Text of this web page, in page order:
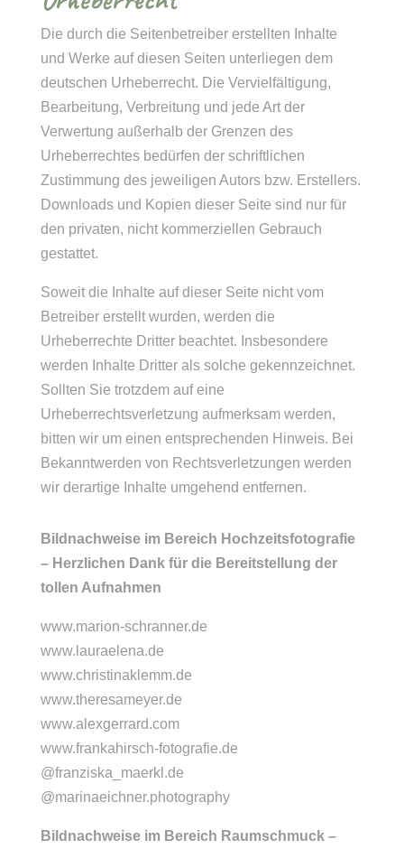
Die durch die Seitenbetreiber erstellten Inhalte
und Werke auf diesen Seiten unterliegen dem
deutschen Urheberrecht. Die Vervielfältigung,
Bearbeitung, Verbreitung und jede Art der
Verwertung außerhalb der Grenzen des
Urheberrechtes bedürfen der schriftlichen
Zustimmung des jeweiligen Autors bzw. Erstellers.
Downloads und Kopien dieser Seite sind nur für
den privaten, nicht kommerziellen Gebrauch
gestattet.
Soweit die Inhalte auf dieser Seite nicht vom
Betreiber erstellt wurden, werden die
Urheberrechte Dritter beachtet. Insbesondere
werden Inhalte Dritter als solche gekennzeichnet.
Sollten Sie trotzdem auf eine
Urheberrechtsverletzung aufmerksam werden,
bitten wir um einen entsprechenden Hinweis. Bei
Bekanntwerden von Rechtsverletzungen werden
wir derartige Inhalte umgehend entfernen.
Bildnachweise im Bereich Hochzeitsfotografie
– Herzlichen Dank für die Bereitstellung der
tollen Aufnahmen
www.marion-schranner.de
www.lauraelena.de
www.christinaklemm.de
www.theresameyer.de
www.alexgerrard.com
www.frankahirsch-fotografie.de
@franziska_maerkl.de
@marinaeichner.photography
Bildnachweise im Bereich Raumschmuck –